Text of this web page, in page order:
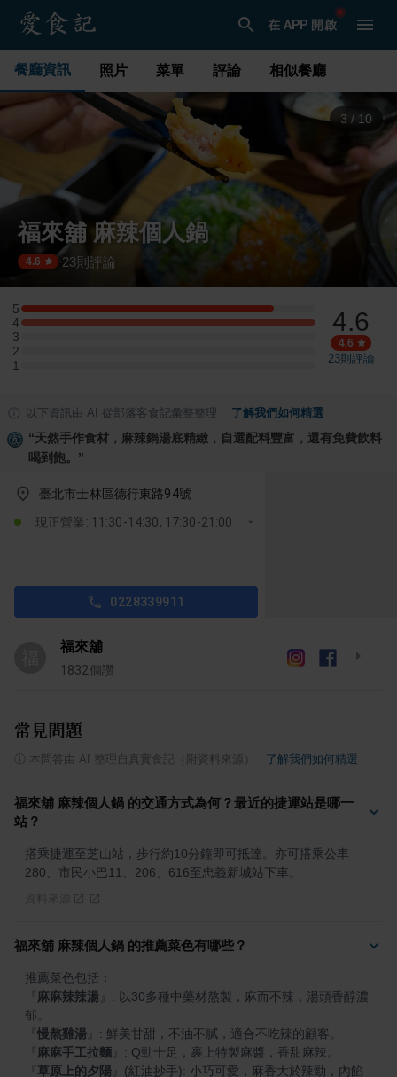
在 APP 開啟
餐廳資訊 照片 菜單 評論 相似餐廳
3 / 10
福來舖 麻辣個人鍋
4.6 ·23則評論
5
5 星：6 則評論
4
4 星：7 則評論
3
3 星：0 則評論
2
2 星：0 則評論
1
1 星：0 則評論
4.6
4.6
23則評論
以下資訊由 AI 從部落客食記彙整整理 了解我們如何精選
“天然手作食材，麻辣鍋湯底精緻，自選配料豐富，還有免費飲料
喝到飽。 ”
臺北市士林區德行東路94號
現正營業: 11:30-14:30, 17:30-21:00
0228339911
福來舖
1832個讚
常見問題
本問答由 AI 整理自真實食記（附資料來源） 了解我們如何精選
福來舖 麻辣個人鍋 的交通方式為何？最近的捷運站是哪一
站？
搭乘捷運至芝山站，步行約10分鐘即可抵達。亦可搭乘公車
280、市民小巴11、206、616至忠義新城站下車。
福來舖 麻辣個人鍋 的推薦菜色有哪些？
麻麻辣辣湯
: 以30多種中藥材熬製，麻而不辣，湯頭香醇濃
慢熬雞湯
麻麻手工拉麵
草原上的夕陽
(紅油抄手): 小巧可愛，麻香大於辣勁，內餡